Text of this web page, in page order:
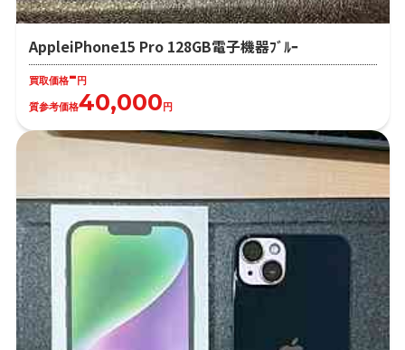
AppleiPhone15 Pro 128GB電子機器ﾌﾞﾙｰ
買取価格- 円
質参考価格40,000 円